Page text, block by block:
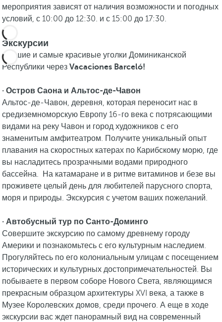
мероприятия зависят от наличия возможности и погодных
условий, с 10:00 до 12:30. и с 15:00 до 17:30.
Экскурсии
Лучшие и самые красивые уголки Доминиканской
Республики через Vacaciones Barceló!
· Остров Саона и Альтос-де-Чавон
Альтос-де-Чавон, деревня, которая переносит нас в
средиземноморскую Европу 16-го века с потрясающими
видами на реку Чавон и город художников с его
знаменитым амфитеатром. Получите уникальный опыт
плавания на скоростных катерах по Карибскому морю, где
вы насладитесь прозрачными водами природного
бассейна. На катамаране и в ритме витаминов и безе вы
проживете целый день для любителей парусного спорта,
моря и природы. Экскурсия с учетом ваших пожеланий.
· Автобусный тур по Санто-Доминго
Совершите экскурсию по самому древнему городу
Америки и познакомьтесь с его культурным наследием.
Прогуляйтесь по его колониальным улицам с посещением
исторических и культурных достопримечательностей. Вы
побываете в первом соборе Нового Света, являющимся
прекрасным образцом архитектуры XVI века, а также в
Музее Королевских домов, среди прочего. А еще в ходе
экскурсии вас ждет панорамный вид на современный